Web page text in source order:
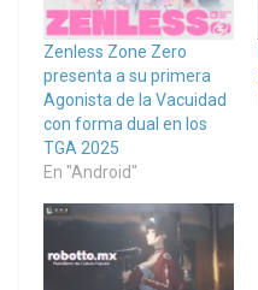
Zenless Zone Zero
presenta a su primera
Agonista de la Vacuidad
con forma dual en los
TGA 2025
En "Android"